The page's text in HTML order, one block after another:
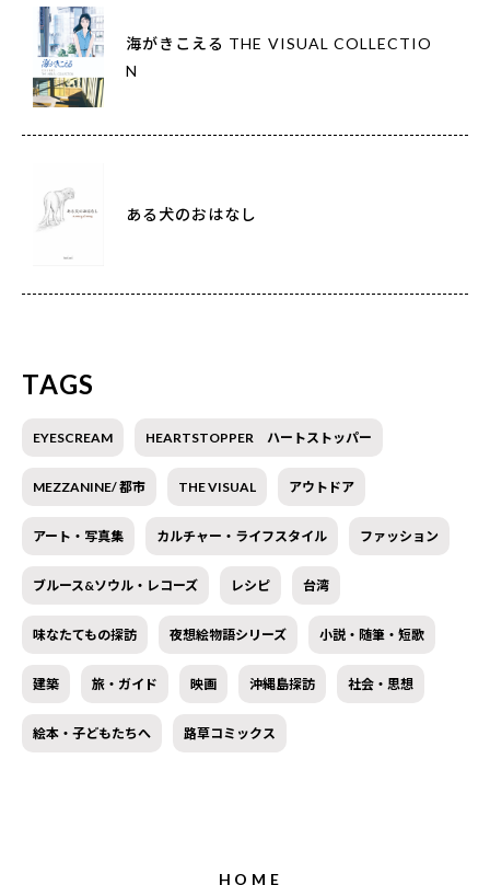
海がきこえる THE VISUAL COLLECTIO
N
ある犬のおはなし
TAGS
EYESCREAM HEARTSTOPPER ハートストッパー
MEZZANINE/ 都市 THE VISUAL アウトドア
アート・写真集 カルチャー・ライフスタイル ファッション
ブルース&ソウル・レコーズ レシピ 台湾
味なたてもの探訪 夜想絵物語シリーズ 小説・随筆・短歌
建築 旅・ガイド 映画 沖縄島探訪 社会・思想
絵本・子どもたちへ 路草コミックス
HOME